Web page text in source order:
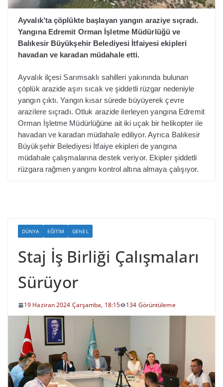
Ayvalık’ta çöplükte başlayan yangın araziye sıçradı.
Yangına Edremit Orman İşletme Müdürlüğü ve
Balıkesir Büyükşehir Belediyesi İtfaiyesi ekipleri
havadan ve karadan müdahale etti.
Ayvalık ilçesi Sarımsaklı sahilleri yakınında bulunan
çöplük arazide aşırı sıcak ve şiddetli rüzgar nedeniyle
yangın çıktı. Yangın kısar sürede büyüyerek çevre
arazilere sıçradı. Otluk arazide ilerleyen yangına Edremit
Orman İşletme Müdürlüğüne ait iki uçak bir helikopter ile
havadan ve karadan müdahale ediliyor. Ayrıca Balıkesir
Büyükşehir Belediyesi İtfaiye ekipleri de yangına
müdahale çalışmalarına destek veriyor. Ekipler şiddetli
rüzgara rağmen yangını kontrol altına almaya çalışıyor.
DÜNYA EĞITIM GENEL
Staj İş Birliği Çalışmaları
Sürüyor
19 Haziran 2024 Çarşamba, 18:15 134 Görüntüleme